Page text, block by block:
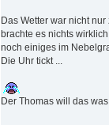
Das Wetter war nicht
brachte es nichts
noch einiges im
Die Uhr tickt ...
Der Thomas will das